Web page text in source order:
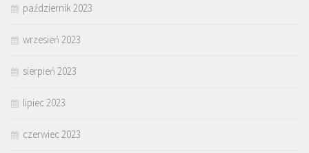
październik 2023
wrzesień 2023
sierpień 2023
lipiec 2023
czerwiec 2023